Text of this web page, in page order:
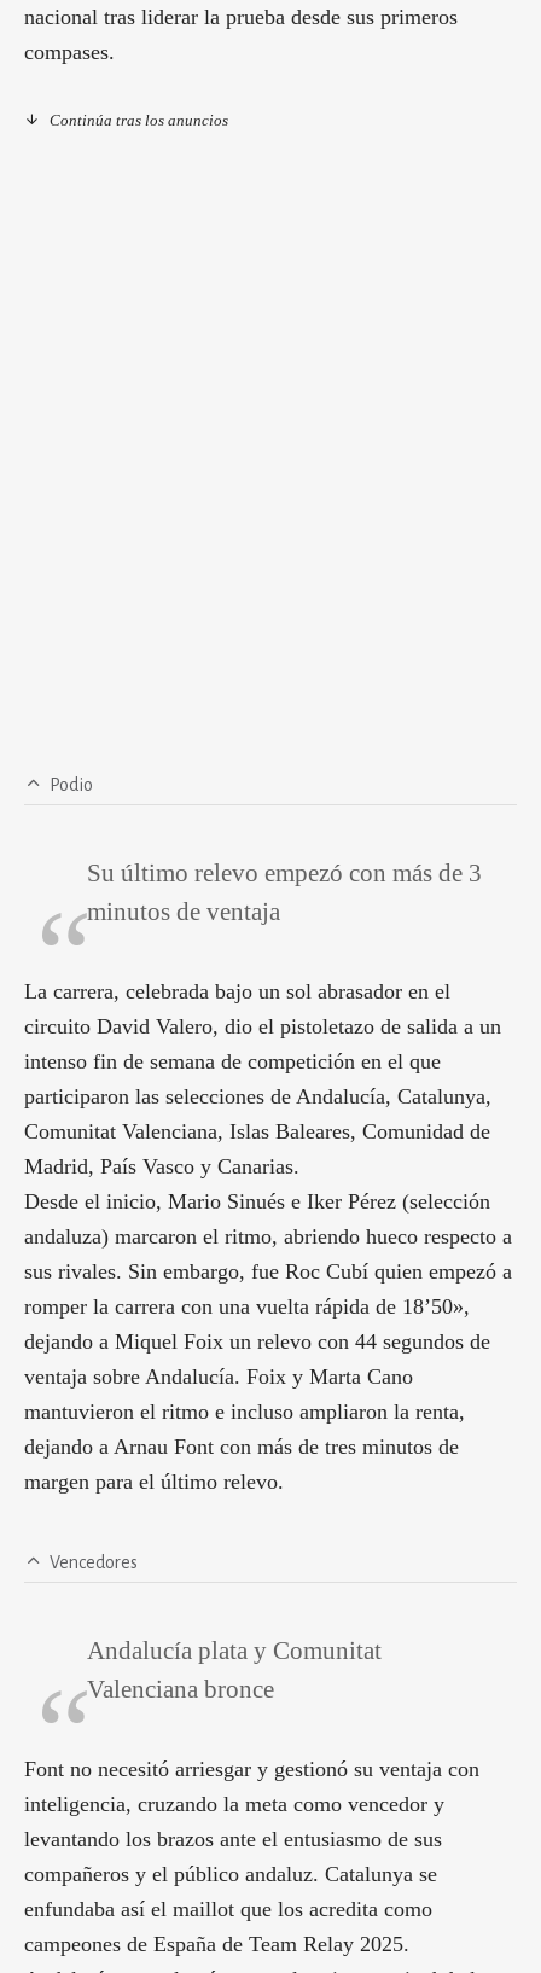
nacional tras liderar la prueba desde sus primeros
compases.
Continúa tras los anuncios
Podio
Su último relevo empezó con más de 3
minutos de ventaja
La carrera, celebrada bajo un sol abrasador en el
circuito David Valero, dio el pistoletazo de salida a un
intenso fin de semana de competición en el que
participaron las selecciones de Andalucía, Catalunya,
Comunitat Valenciana, Islas Baleares, Comunidad de
Madrid, País Vasco y Canarias.
Desde el inicio, Mario Sinués e Iker Pérez (selección
andaluza) marcaron el ritmo, abriendo hueco respecto a
sus rivales. Sin embargo, fue Roc Cubí quien empezó a
romper la carrera con una vuelta rápida de 18’50»,
dejando a Miquel Foix un relevo con 44 segundos de
ventaja sobre Andalucía. Foix y Marta Cano
mantuvieron el ritmo e incluso ampliaron la renta,
dejando a Arnau Font con más de tres minutos de
margen para el último relevo.
Vencedores
Andalucía plata y Comunitat
Valenciana bronce
Font no necesitó arriesgar y gestionó su ventaja con
inteligencia, cruzando la meta como vencedor y
levantando los brazos ante el entusiasmo de sus
compañeros y el público andaluz. Catalunya se
enfundaba así el maillot que los acredita como
campeones de España de Team Relay 2025.